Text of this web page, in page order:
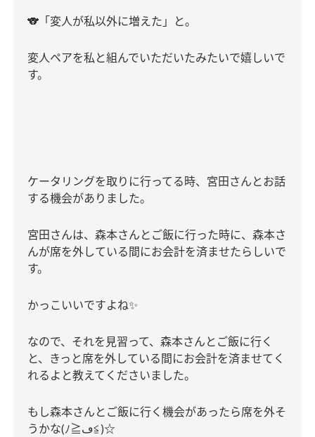
🐨 「変人が私以外に増えた」と。
変人ペアを私と組んでいただいたみたいで嬉しいで
す。
ケータリングを取りに行ってる時、宮田さんとお話
する機会がありました。
宮田さんは、森本さんとご飯に行った時に、森本さ
んが席を外している間にお会計を済ませたらしいで
す。
かっこいいですよね✨
なので、それを見習って、森本さんとご飯に行く
と、きっと席を外している間にお会計を済ませてく
れるよと教えてくださいました。
もし森本さんとご飯に行く機会があったら席を外そ
うかな(ﾉ≧ڡ≦)☆